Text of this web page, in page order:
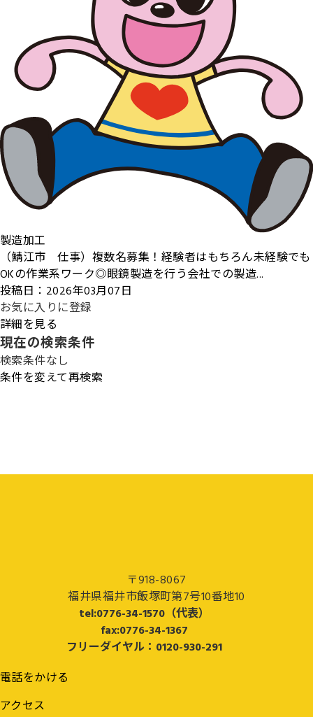
製造加工
（鯖江市 仕事）複数名募集！経験者はもちろん未経験でも
OKの作業系ワーク◎眼鏡製造を行う会社での製造...
投稿日：2026年03月07日
お気に入りに登録
詳細を見る
現在の検索条件
検索条件なし
条件を変えて再検索
〒918-8067
福井県福井市飯塚町第7号10番地10
tel:0776-34-1570（代表）
fax:0776-34-1367
フリーダイヤル：0120-930-291
電話をかける
アクセス